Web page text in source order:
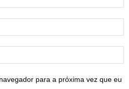
para a próxima vez que eu